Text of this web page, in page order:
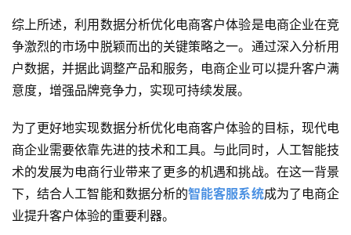
综上所述，利用数据分析优化电商客户体验是电商企业在竞
争激烈的市场中脱颖而出的关键策略之一。通过深入分析用
户数据，并据此调整产品和服务，电商企业可以提升客户满
意度，增强品牌竞争力，实现可持续发展。
为了更好地实现数据分析优化电商客户体验的目标，现代电
商企业需要依靠先进的技术和工具。与此同时，人工智能技
术的发展为电商行业带来了更多的机遇和挑战。在这一背景
下，结合人工智能和数据分析的智能客服系统成为了电商企
业提升客户体验的重要利器。